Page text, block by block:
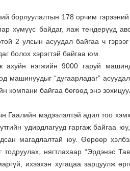
борлуулалтын 178 орчим
хүмүүс байдаг, яаж тендерүүд
2 улсын асуудал байгаа ч
болох хэрэгтэй байгаа юм.
ахуйн нэгжийн 9000 гаруй
машинуудыг “дугаарладаг”
компани байгаа бөгөөд энэ
Гаалийн мэдээлэлтэй адил тоо
удирдлагууд гаргаж байгаа
магадлалтай юу. Өөрөөр
тодруулах, нягтлахаар “Эрдэнэс
ихээхэн хугацаа зарцуулж